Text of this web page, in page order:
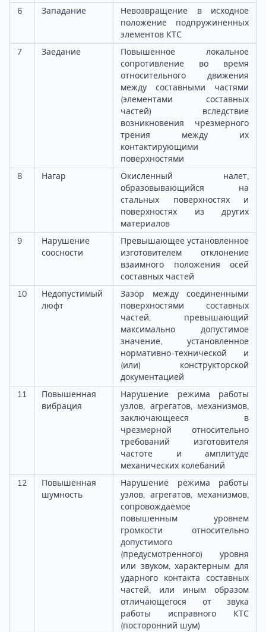
6
Западание
Невозвращение в исходное
положение подпружиненных
элементов КТС
7
Заедание
Повышенное локальное
сопротивление во время
относительного движения
между составными частями
(элементами составных
частей) вследствие
возникновения чрезмерного
трения между их
контактирующими
поверхностями
8
Нагар
Окисленный налет,
образовывающийся на
стальных поверхностях и
поверхностях из других
материалов
9
Нарушение
соосности
Превышающее установленное
изготовителем отклонение
взаимного положения осей
составных частей
10
Недопустимый
люфт
Зазор между соединенными
поверхностями составных
частей, превышающий
максимально допустимое
значение, установленное
нормативно-технической и
(или) конструкторской
документацией
11
Повышенная
вибрация
Нарушение режима работы
узлов, агрегатов, механизмов,
заключающееся в
чрезмерной относительно
требований изготовителя
частоте и амплитуде
механических колебаний
12
Повышенная
шумность
Нарушение режима работы
узлов, агрегатов, механизмов,
сопровождаемое
повышенным уровнем
громкости относительно
допустимого
(предусмотренного) уровня
или звуком, характерным для
ударного контакта составных
частей, или иным образом
отличающегося от звука
работы исправного КТС
(посторонний шум)